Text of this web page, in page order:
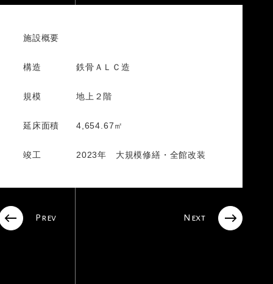
施設概要
構造 鉄骨ＡＬＣ造
規模 地上２階
延床面積 4,654.67㎡
竣工 2023年 大規模修繕・全館改装
Prev Next